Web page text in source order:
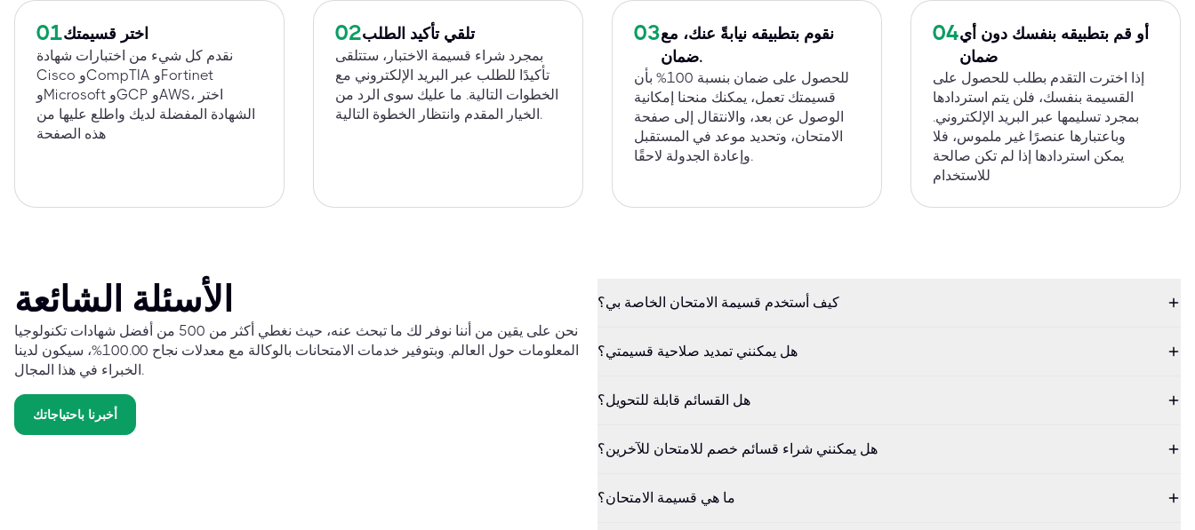
01اختر قسيمتك
نقدم كل شيء من اختبارات شهادة
Cisco وCompTIA وFortinet
وMicrosoft وGCP وAWS، اختر
الشهادة المفضلة لديك واطلع عليها من
هذه الصفحة
02تلقي تأكيد الطلب
بمجرد شراء قسيمة الاختبار، ستتلقى
تأكيدًا للطلب عبر البريد الإلكتروني مع
الخطوات التالية. ما عليك سوى الرد من
الخيار المقدم وانتظار الخطوة التالية.
03نقوم بتطبيقه نيابةً عنك، مع
ضمان.
للحصول على ضمان بنسبة 100% بأن
قسيمتك تعمل، يمكنك منحنا إمكانية
الوصول عن بعد، والانتقال إلى صفحة
الامتحان، وتحديد موعد في المستقبل
وإعادة الجدولة لاحقًا.
04أو قم بتطبيقه بنفسك دون أي
ضمان
إذا اخترت التقدم بطلب للحصول على
القسيمة بنفسك، فلن يتم استردادها
بمجرد تسليمها عبر البريد الإلكتروني.
وباعتبارها عنصرًا غير ملموس، فلا
يمكن استردادها إذا لم تكن صالحة
للاستخدام
الأسئلة الشائعة
نحن على يقين من أننا نوفر لك ما تبحث عنه، حيث نغطي أكثر من 500 من أفضل شهادات تكنولوجيا
المعلومات حول العالم. وبتوفير خدمات الامتحانات بالوكالة مع معدلات نجاح 100.00%، سيكون لدينا
الخبراء في هذا المجال.
أخبرنا باحتياجاتك
كيف أستخدم قسيمة الامتحان الخاصة بي؟
هل يمكنني تمديد صلاحية قسيمتي؟
هل القسائم قابلة للتحويل؟
هل يمكنني شراء قسائم خصم للامتحان للآخرين؟
ما هي قسيمة الامتحان؟